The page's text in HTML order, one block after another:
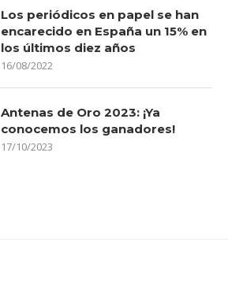
Los periódicos en papel se han
encarecido en España un 15% en
los últimos diez años
16/08/2022
Antenas de Oro 2023: ¡Ya
conocemos los ganadores!
17/10/2023